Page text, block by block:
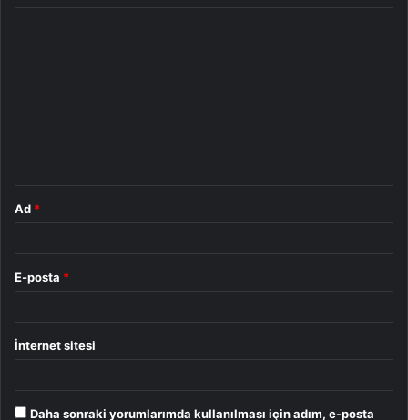
Ad *
E-posta *
İnternet sitesi
Daha sonraki yorumlarımda kullanılması için adım, e-posta